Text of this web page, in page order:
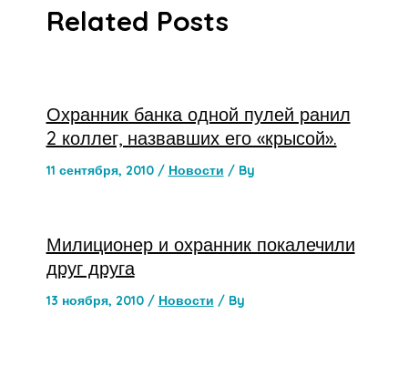
Related Posts
Охранник банка одной пулей ранил
2 коллег, назвавших его «крысой».
11 сентября, 2010 / Новости / By
Милиционер и охранник покалечили
друг друга
13 ноября, 2010 / Новости / By